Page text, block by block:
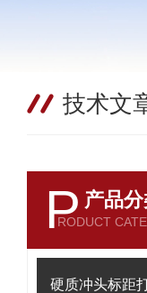
技术文
P 产品
RODUCT
硬质冲头标距